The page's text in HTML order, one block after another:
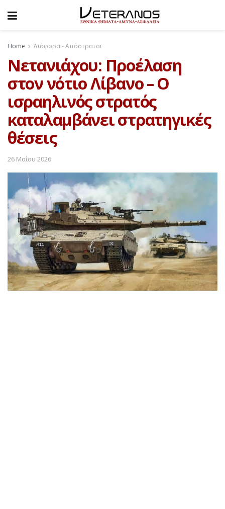
Home Διάφορα - Απόστρατοι
Νετανιάχου: Προέλαση
στον νότιο Λίβανο – Ο
ισραηλινός στρατός
καταλαμβάνει στρατηγικές
θέσεις
26 Μαΐου 2026